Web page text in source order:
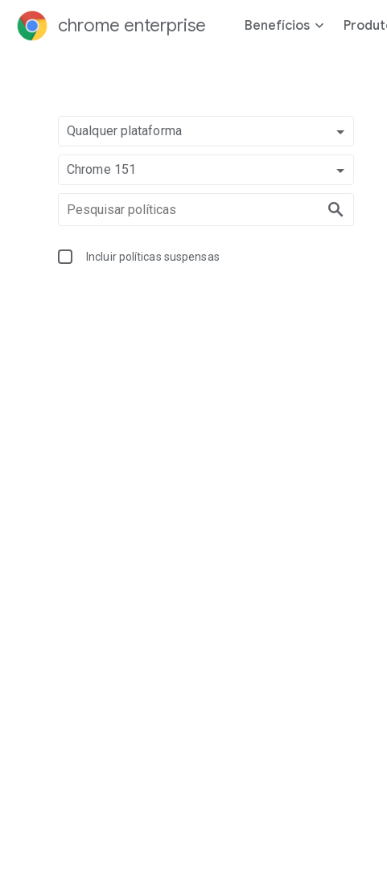
chrome enterprise Benefícios
Qualquer plataforma
Chrome 151
Incluir políticas suspensas